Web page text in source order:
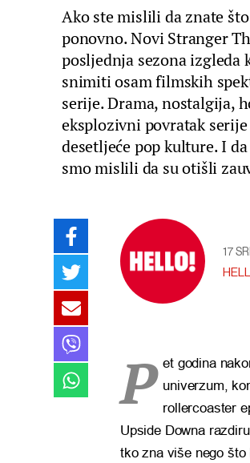
Ako ste mislili da znate
ponovno. Novi Stranger
posljednja sezona izgleda
snimiti osam filmskih
serije. Drama, nostalgija,
eksplozivni povratak
desetljeće pop kulture. I
smo mislili da su otišli
17
P et godina
univerzum,
rollercoaster
Upside Downa
tko zna više nego što